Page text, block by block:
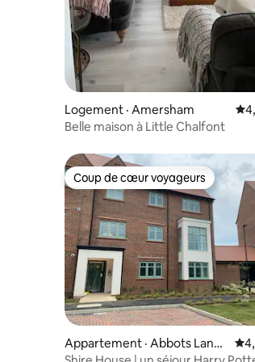
Logement · Amersham
Belle maison à Little Chalfont
Coup de cœur voyageurs
Coup de cœur voyageurs
Appartement · Abbots Langl
ey